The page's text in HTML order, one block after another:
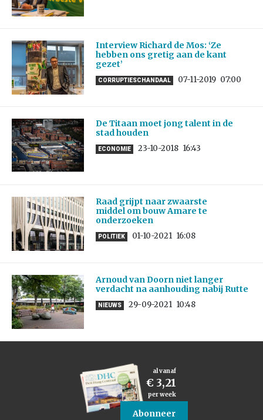
Interview Richard de Mos: ‘Ze
hebben ons gretig aan de kant
gezet’
CORRUPTIESCHANDAAL 07-11-2019 07:00
De Titaan moet jong talent in de
stad houden
ECONOMIE 23-10-2018 16:43
Raad grijpt naar zwaarste
middel om bouw Amare te
onderzoeken
POLITIEK 01-10-2021 16:08
Arnoud van Doorn niet langer
verdacht na aanhouding nabij Rutte
NIEUWS 29-09-2021 10:48
al vanaf
€ 3,21
per week
Abonneer